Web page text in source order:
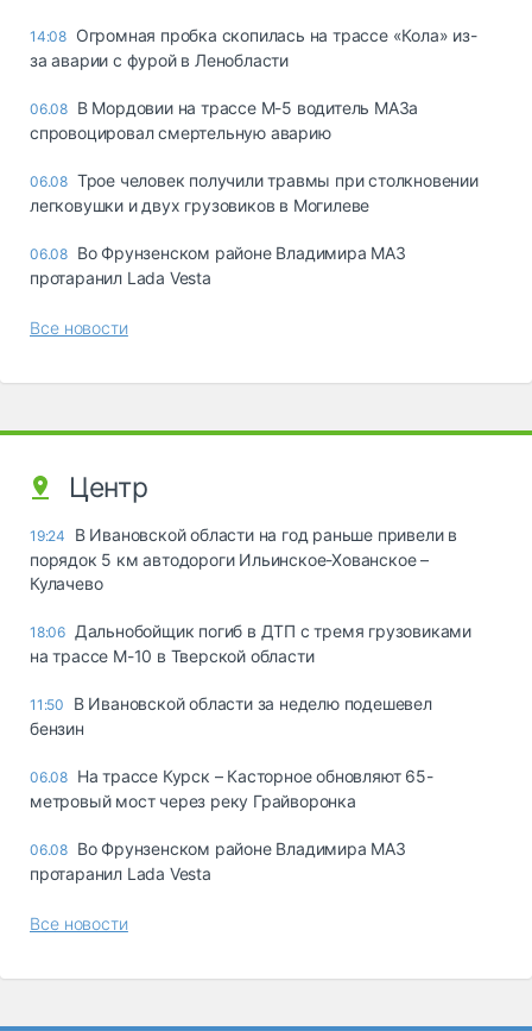
14:08 Огромная пробка скопилась на трассе «Кола» из-
за аварии с фурой в Ленобласти
06.08 В Мордовии на трассе М-5 водитель МАЗа
спровоцировал смертельную аварию
06.08 Трое человек получили травмы при столкновении
легковушки и двух грузовиков в Могилеве
06.08 Во Фрунзенском районе Владимира МАЗ
протаранил Lada Vesta
Все новости
Центр
19:24
В Ивановской области на год раньше привели в
порядок 5 км автодороги Ильинское-Хованское –
Кулачево
18:06 Дальнобойщик погиб в ДТП с тремя грузовиками
на трассе М-10 в Тверской области
11:50
В Ивановской области за неделю подешевел
бензин
06.08 На трассе Курск – Касторное обновляют 65-
метровый мост через реку Грайворонка
06.08 Во Фрунзенском районе Владимира МАЗ
протаранил Lada Vesta
Все новости